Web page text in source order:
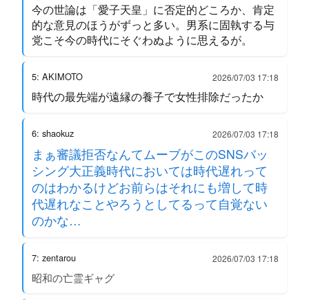
今の世論は「愛子天皇」に否定的どころか、肯定
的な意見のほうがずっと多い。男系に固執する与
党こそ今の時代にそぐわぬように思えるが。
5: AKIMOTO 2026/07/03 17:18
時代の最先端が遠縁の養子で女性排除だったか
6: shaokuz 2026/07/03 17:18
まぁ審議拒否なんてムーブがこのSNSバッ
シング大正義時代においては時代遅れって
のはわかるけどお前らはそれにも増して時
代遅れなことやろうとしてるって自覚ない
のかな…
7: zentarou 2026/07/03 17:18
昭和の亡霊ギャグ